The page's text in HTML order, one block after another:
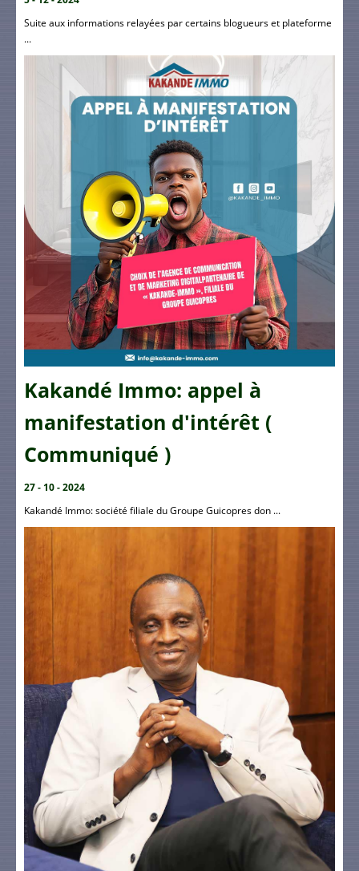
Suite aux informations relayées par certains blogueurs et plateforme
...
Kakandé Immo: appel à
manifestation d'intérêt (
Communiqué )
27 - 10 - 2024
Kakandé Immo: société filiale du Groupe Guicopres don ...